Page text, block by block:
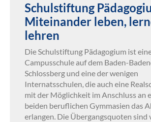
Schulstiftung
Miteinander leben,
lehren
Die Schulstiftung Pädagogium ist
Campusschule auf dem Baden-
Schlossberg und eine der wenigen
Internatsschulen, die auch eine
mit der Möglichkeit im Anschluss an
beiden beruflichen Gymmasien das
erlangen. Die Übergangsquoten sind